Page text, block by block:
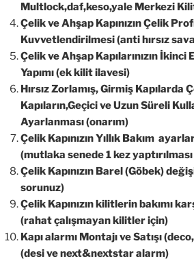
Multlock,daf,keso,yale Merkezi
Çelik ve Ahşap Kapınızın Çelik
Kuvvetlendirilmesi (anti hırsız
Çelik ve Ahşap Kapılarınızın
Yapımı (ek kilit ilavesi)
Hırsız Zorlamış, Girmiş Kapılarda
Kapıların,Geçici ve Uzun Süreli
Ayarlanması (onarım)
Çelik Kapınızın Yıllık Bakım
(mutlaka senede 1 kez
Çelik Kapınızın Barel (Göbek)
sorunuz)
Çelik Kapınızın kilitlerin bakımı
(rahat çalışmayan kilitler için)
Kapı alarmı Montajı ve Satışı
(desi ve next&nextstar alarm)